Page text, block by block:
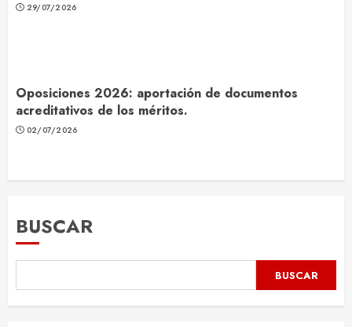
29/07/2026
Oposiciones 2026: aportación de documentos
acreditativos de los méritos.
02/07/2026
BUSCAR
BUSCAR